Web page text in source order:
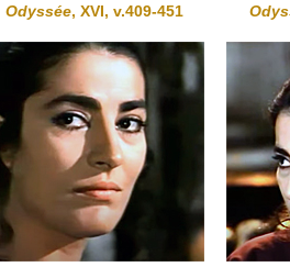
Odyssée, XVI, v.409-451